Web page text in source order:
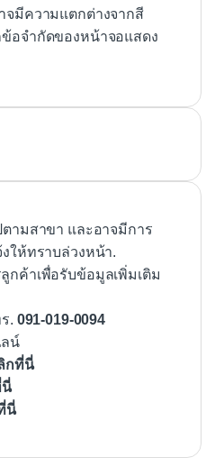
จมีความแตกต่างจากสี
อจำกัดของหน้าจอแสดง
ามสาขา และอาจมีการ
ให้ทราบล่วงหน้า.
กค้าเพื่อรับข้อมูลเพิ่มเติม
. 091-019-0094
น์
กที่นี่
นี่
นี่